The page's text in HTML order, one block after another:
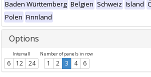
Baden Württemberg Belgien Schweiz Island
Polen Finnland
Options
Intervall
6 12 24
Number of panels in row
1 2 3 4 6